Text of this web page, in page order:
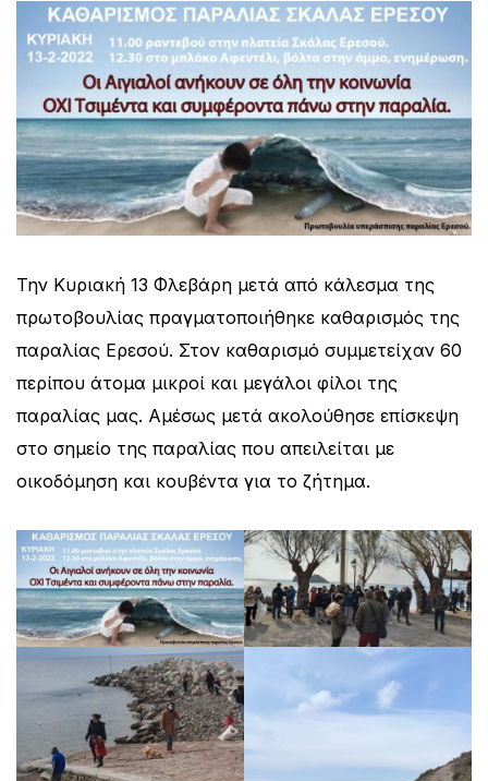
Την Κυριακή 13 Φλεβάρη μετά από κάλεσμα της
πρωτοβουλίας πραγματοποιήθηκε καθαρισμός της
παραλίας Ερεσού. Στον καθαρισμό συμμετείχαν 60
περίπου άτομα μικροί και μεγάλοι φίλοι της
παραλίας μας. Αμέσως μετά ακολούθησε επίσκεψη
στο σημείο της παραλίας που απειλείται με
οικοδόμηση και κουβέντα για το ζήτημα.